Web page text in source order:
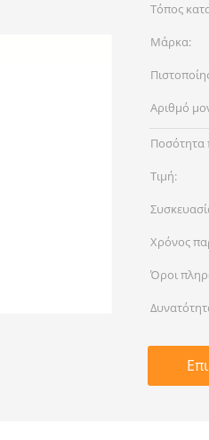
Τόπος
Μάρκα:
Αριθμό
Ποσότητα
min:
Τιμή:
Χρόνος
Όροι